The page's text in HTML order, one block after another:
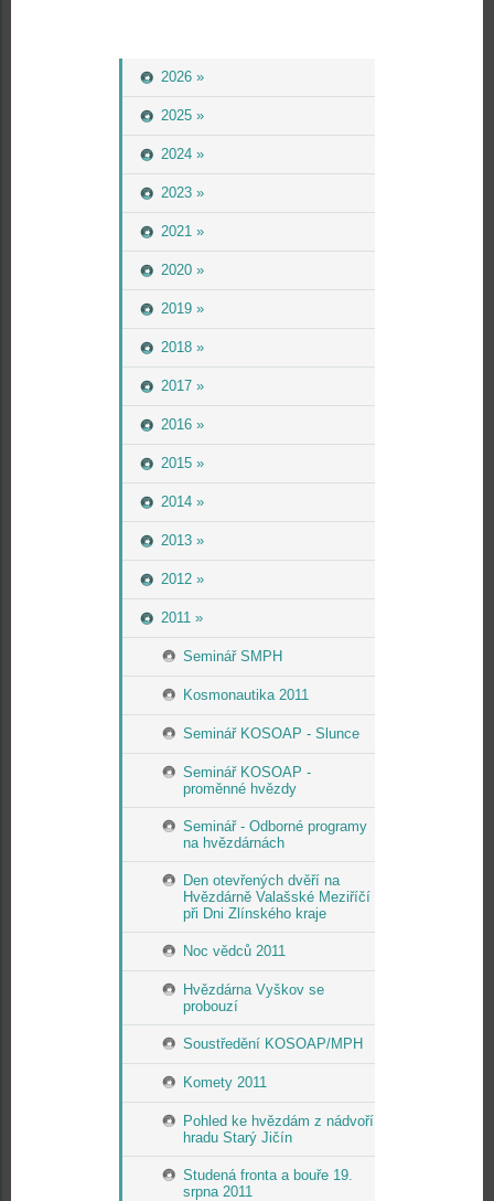
2026 »
2025 »
2024 »
2023 »
2021 »
2020 »
2019 »
2018 »
2017 »
2016 »
2015 »
2014 »
2013 »
2012 »
2011 »
Seminář SMPH
Kosmonautika 2011
Seminář KOSOAP - Slunce
Seminář KOSOAP -
proměnné hvězdy
Seminář - Odborné programy
na hvězdárnách
Den otevřených dvěří na
Hvězdárně Valašské Meziříčí
při Dni Zlínského kraje
Noc vědců 2011
Hvězdárna Vyškov se
probouzí
Soustředění KOSOAP/MPH
Komety 2011
Pohled ke hvězdám z nádvoří
hradu Starý Jičín
Studená fronta a bouře 19.
srpna 2011